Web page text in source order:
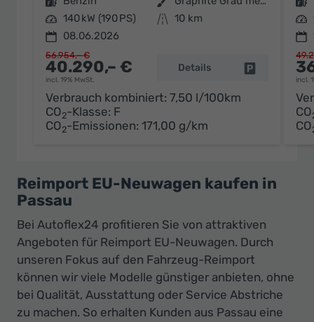
Leistung 140 kW (190 PS) Kilometerstand 10 km
08.06.2026
40.290,– €
incl. 19% MwSt.
56.954,– €
Details Fahrzeug
Verbrauch kombiniert: 7,50 l/100km
CO2-Klasse: F
CO2-Emissionen: 171,00 g/km
Leistung
incl.
CO
CO
Reimport EU-Neuwagen kaufen in
Passau
Bei Autoflex24 profitieren Sie von attraktiven
Angeboten für Reimport EU-Neuwagen. Durch
unseren Fokus auf den Fahrzeug-Reimport
können wir viele Modelle günstiger anbieten, ohne
bei Qualität, Ausstattung oder Service Abstriche
zu machen. So erhalten Kunden aus Passau eine